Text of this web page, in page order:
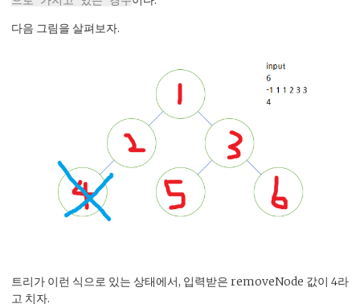
다음 그림을 살펴보자.
트리가 이런 식으로 있는 상태에서, 입력받은 removeNode 값이 4라
고 치자.